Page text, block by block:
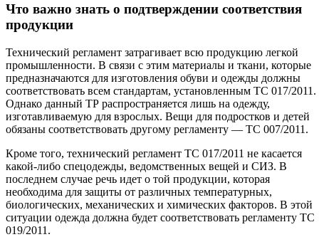
Что важно знать о подтверждении соответствия
продукции
Технический регламент затрагивает всю продукцию легкой
промышленности. В связи с этим материалы и ткани, которые
предназначаются для изготовления обуви и одежды должны
соответствовать всем стандартам, установленным ТС 017/2011.
Однако данный ТР распространяется лишь на одежду,
изготавливаемую для взрослых. Вещи для подростков и детей
обязаны соответствовать другому регламенту — ТС 007/2011.
Кроме того, технический регламент ТС 017/2011 не касается
какой-либо спецодежды, ведомственных вещей и СИЗ. В
последнем случае речь идет о той продукции, которая
необходима для защиты от различных температурных,
биологических, механических и химических факторов. В этой
ситуации одежда должна будет соответствовать регламенту ТС
019/2011.